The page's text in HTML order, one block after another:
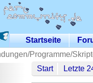
Startseite
Programme/
Start Letzte